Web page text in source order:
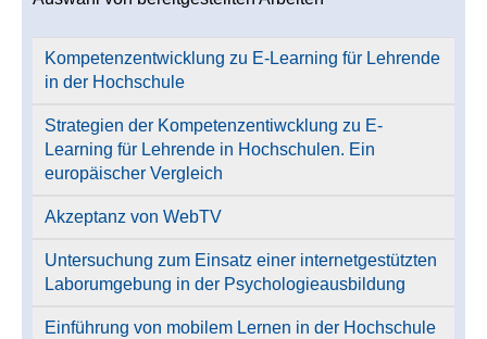
Kompetenzentwicklung zu E-Learning für Lehrende
in der Hochschule
Strategien der Kompetenzentiwcklung zu E-
Learning für Lehrende in Hochschulen. Ein
europäischer Vergleich
Akzeptanz von WebTV
Untersuchung zum Einsatz einer internetgestützten
Laborumgebung in der Psychologieausbildung
Einführung von mobilem Lernen in der Hochschule